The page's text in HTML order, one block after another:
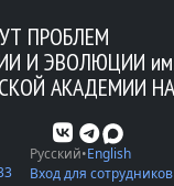
содержанию
ПРОБЛЕМ
И ЭВОЛЮЦИИ
АКАДЕМИИ
Русский English
Вход для